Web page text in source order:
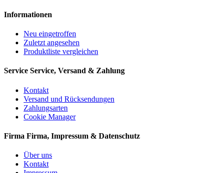
Informationen
Neu eingetroffen
Zuletzt angesehen
Produktliste vergleichen
Service Service, Versand & Zahlung
Kontakt
Versand und Rücksendungen
Zahlungsarten
Cookie Manager
Firma Firma, Impressum & Datenschutz
Über uns
Kontakt